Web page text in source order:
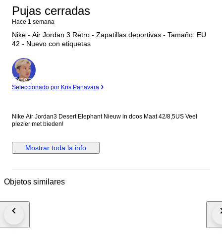
Pujas cerradas
Hace 1 semana
Nike - Air Jordan 3 Retro - Zapatillas deportivas - Tamaño: EU
42 - Nuevo con etiquetas
Experto
Seleccionado por Kris Panavara
Nike Air Jordan3 Desert Elephant Nieuw in doos Maat 42/8,5US Veel
plezier met bieden!
Mostrar toda la info
Objetos similares